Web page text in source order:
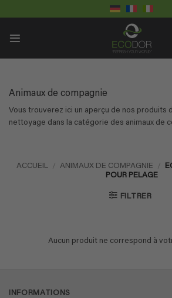
au
Animaux de compagnie
Vous trouverez ici un aperçu de nos produits
nettoyage dans la catégorie des animaux de
ACCUEIL / ANIMAUX DE COMPAGNIE /
POUR PELAGE
FILTRER
Aucun produit ne correspond à
INFORMATIONS